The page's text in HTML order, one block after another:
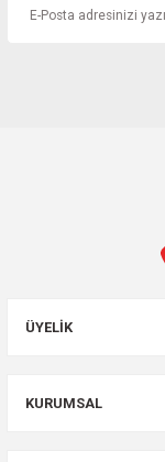
ÜYELIK
KURUMSAL